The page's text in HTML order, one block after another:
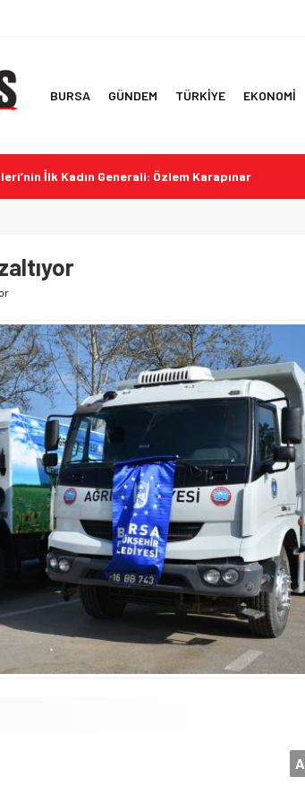
BURSA GÜNDEM TÜRKİYE EKONOMİ
İlk Kadın Generali: Özlem Karapınar
2026 Bina Metrekare Maliyetleri
Görüşmesine Dair Yeni İddialar
Yangın Söndürme Desteği
A